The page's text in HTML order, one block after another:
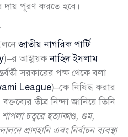
দায় পূরণ করতে হবে।
জাতীয় নাগরিক পার্টি
)–র আহ্বায়কনাহিদ ইসলাম
সরকারের পক্ষ থেকে বলা
League)–কে নিষিদ্ধ করার
তীব্র নিন্দা জানিয়ে তিনি
শাপলা চত্বরে হত্যাকাণ্ড, গুম,
প্রাণহানি এবং নির্বাচন ব্যবস্থা